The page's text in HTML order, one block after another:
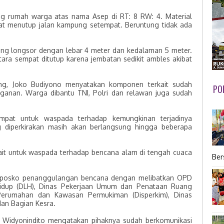
rumah warga atas nama Asep di RT: 8 RW: 4. Material
menutup jalan kampung setempat. Beruntung tidak ada
longsor dengan lebar 4 meter dan kedalaman 5 meter.
sempat ditutup karena jembatan sedikit ambles akibat
Joko Budiyono menyatakan komponen terkait sudah
Warga dibantu TNI, Polri dan relawan juga sudah
untuk waspada terhadap kemungkinan terjadinya
masih akan berlangsung hingga beberapa
untuk waspada terhadap bencana alam di tengah cuaca
penanggulangan bencana dengan melibatkan OPD
(DLH), Dinas Pekerjaan Umum dan Penataan Ruang
dan Kawasan Permukiman (Disperkim), Dinas
Bagian Kesra.
mengatakan pihaknya sudah berkomunikasi